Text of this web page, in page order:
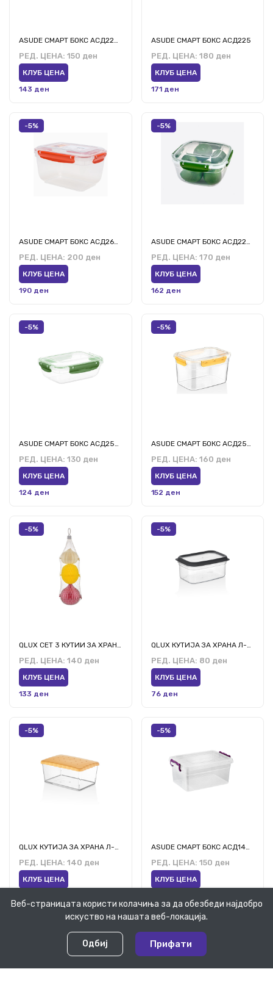
0
Желби Категории Кошничка Моја Сметка
РЕД. ЦЕНА: 150 ден
КЛУБ ЦЕНА
143 ден
ASUDE СМАРТ БОКС АСД225
РЕД. ЦЕНА: 180 ден
КЛУБ ЦЕНА
171 ден
-5%
ASUDE СМАРТ БОКС АСД260 4.5л
РЕД. ЦЕНА: 200 ден
КЛУБ ЦЕНА
190 ден
-5%
ASUDE СМАРТ БОКС АСД229 2.4л
РЕД. ЦЕНА: 170 ден
КЛУБ ЦЕНА
162 ден
-5%
РЕД. ЦЕНА: 130 ден
КЛУБ ЦЕНА
124 ден
-5%
РЕД. ЦЕНА: 160 ден
КЛУБ ЦЕНА
152 ден
-5%
QLUX СЕТ 3 КУТИИ ЗА ХРАНА Л-00739
РЕД. ЦЕНА: 140 ден
КЛУБ ЦЕНА
133 ден
-5%
QLUX КУТИЈА ЗА ХРАНА Л-00973 1000 МЛ
РЕД. ЦЕНА: 80 ден
КЛУБ ЦЕНА
76 ден
-5%
QLUX КУТИЈА ЗА ХРАНА Л-00871 1750МЛ
РЕД. ЦЕНА: 140 ден
КЛУБ ЦЕНА
-5%
ASUDE СМАРТ БОКС АСД140 5Л
РЕД. ЦЕНА: 150 ден
КЛУБ ЦЕНА
Нема залиха
-5%
5,085
Веб-страницата користи колачиња за да обезбеди најдобро
искуство на нашата веб-локација.
Одбиј Прифати